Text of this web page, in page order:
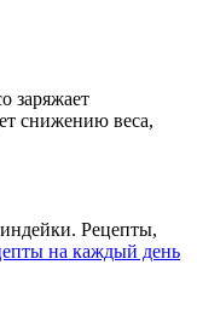
заряжает
снижению веса,
Рецепты,
на каждый день